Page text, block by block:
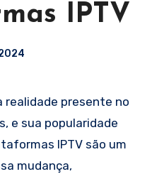
IPTV
e sua popularidade
IPTV são um
mudança,